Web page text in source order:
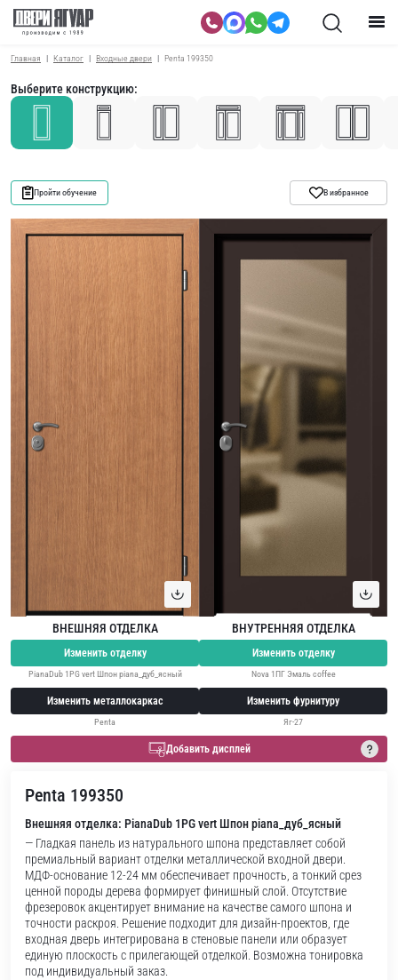
Главная Каталог Входные двери Penta 199350
Выберите конструкцию:
Пройти обучение В избранное
ВНЕШНЯЯ ОТДЕЛКА
Изменить отделку
PianaDub 1PG vert Шпон piana_дуб_ясный
Изменить металлокаркас
Penta
ВНУТРЕННЯЯ ОТДЕЛКА
Изменить отделку
Nova 1ПГ Эмаль coffee
Изменить фурнитуру
Яг-27
Добавить дисплей
Penta 199350
Внешняя отделка: PianaDub 1PG vert Шпон piana_дуб_ясный
— Гладкая панель из натурального шпона представляет собой
премиальный вариант отделки металлической входной двери.
МДФ-основание 12-24 мм обеспечивает прочность, а тонкий срез
ценной породы дерева формирует финишный слой. Отсутствие
фрезеровок акцентирует внимание на качестве самого шпона и
точности раскроя. Решение подходит для дизайн-проектов, где
входная дверь интегрирована в стеновые панели или образует
единую плоскость с прилегающей отделкой. Возможна тонировка
под индивидуальный заказ.